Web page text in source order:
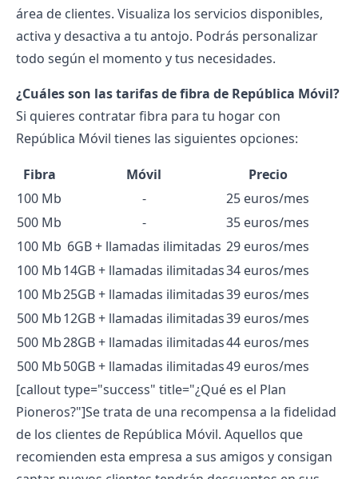
área de clientes. Visualiza los servicios disponibles,
activa y desactiva a tu antojo. Podrás personalizar
todo según el momento y tus necesidades.
¿Cuáles son las tarifas de fibra de República Móvil?
Si quieres contratar fibra para tu hogar con
República Móvil tienes las siguientes opciones:
Fibra Móvil
Precio
100 Mb
-
25 euros/mes
500 Mb
-
35 euros/mes
100 Mb 6GB + llamadas ilimitadas 29 euros/mes
100 Mb14GB + llamadas ilimitadas34 euros/mes
100 Mb25GB + llamadas ilimitadas39 euros/mes
500 Mb12GB + llamadas ilimitadas39 euros/mes
500 Mb28GB + llamadas ilimitadas44 euros/mes
500 Mb50GB + llamadas ilimitadas49 euros/mes
[callout type="success" title="¿Qué es el Plan
Pioneros?"]Se trata de una recompensa a la fidelidad
de los clientes de República Móvil. Aquellos que
recomienden esta empresa a sus amigos y consigan